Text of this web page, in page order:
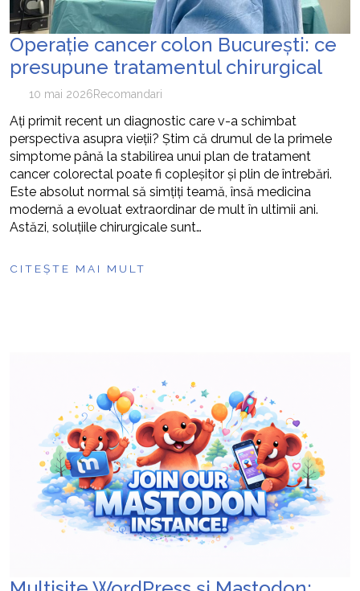
Operație cancer colon București: ce
presupune tratamentul chirurgical
10 mai 2026Recomandari
Ați primit recent un diagnostic care v-a schimbat
perspectiva asupra vieții? Știm că drumul de la primele
simptome până la stabilirea unui plan de tratament
cancer colorectal poate fi copleșitor și plin de întrebări.
Este absolut normal să simțiți teamă, însă medicina
modernă a evoluat extraordinar de mult în ultimii ani.
Astăzi, soluțiile chirurgicale sunt…
CITEȘTE MAI MULT